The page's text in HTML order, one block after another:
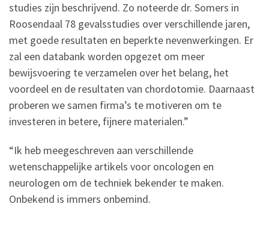
studies zijn beschrijvend. Zo noteerde dr. Somers in
Roosendaal 78 gevalsstudies over verschillende jaren,
met goede resultaten en beperkte nevenwerkingen. Er
zal een databank worden opgezet om meer
bewijsvoering te verzamelen over het belang, het
voordeel en de resultaten van chordotomie. Daarnaast
proberen we samen firma’s te motiveren om te
investeren in betere, fijnere materialen.”
“Ik heb meegeschreven aan verschillende
wetenschappelijke artikels voor oncologen en
neurologen om de techniek bekender te maken.
Onbekend is immers onbemind.